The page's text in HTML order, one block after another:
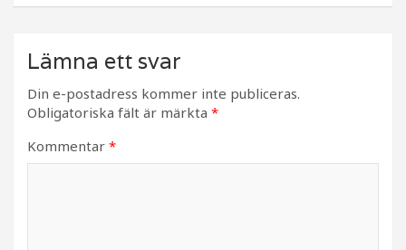
Lämna ett svar
Din e-postadress kommer inte publiceras.
Obligatoriska fält är märkta *
Kommentar *